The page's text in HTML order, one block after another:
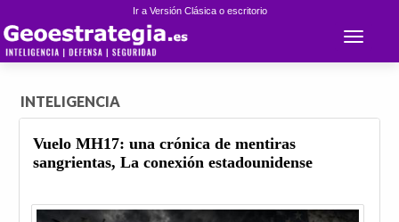
Ir a Versión Clásica o escritorio
Toggle
INTELIGENCIA
Vuelo MH17: una crónica de mentiras
sangrientas, La conexión estadounidense